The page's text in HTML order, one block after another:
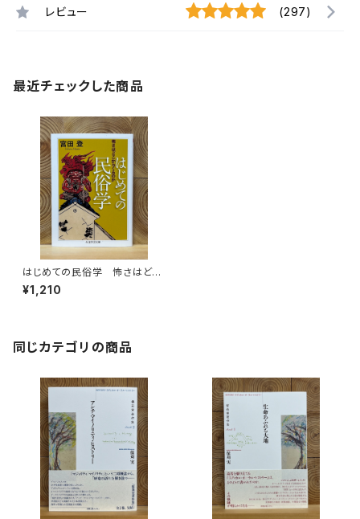
レビュー (297)
最近チェックした商品
はじめての民俗学 怖さはどこ
からくるのか
¥1,210
同じカテゴリの商品